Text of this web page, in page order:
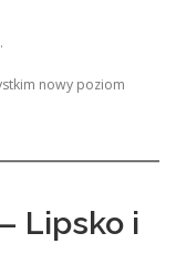
nowy poziom
Lipsko i